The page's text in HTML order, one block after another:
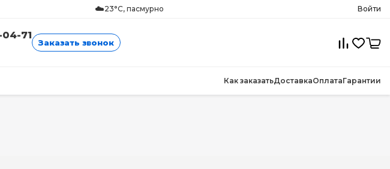
☁️23°C, пасмурно Войти
04-71
Заказать звонок
Как заказатьДоставкаОплатаГарантии